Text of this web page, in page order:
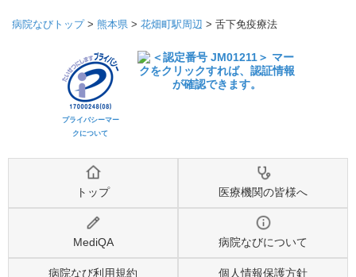
病院なびトップ> 熊本県 > 花畑町駅周辺 > 舌下免疫療法
プライバシーマー
クについて
トップ 医療機関の皆様へ
MediQA 病院なびについて
病院なび利用規約 個人情報保護方針